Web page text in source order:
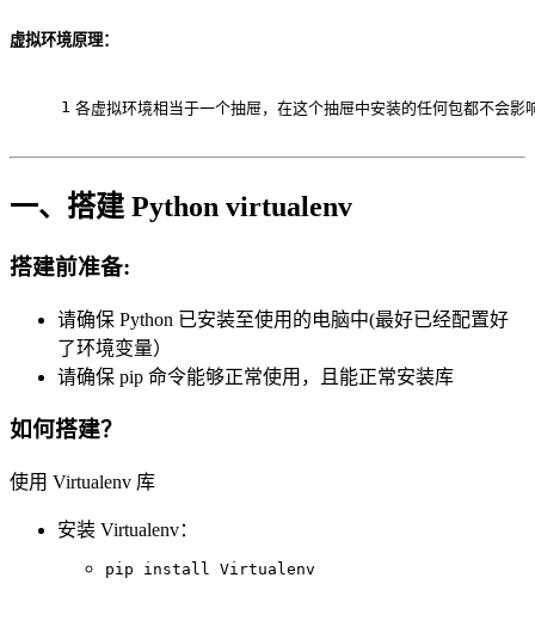
虚拟环境原理：
1 各虚拟环境相当于一个抽屉，在这个抽屉中安装的任何包都不会
一、搭建 Python virtualenv
搭建前准备:
请确保 Python 已安装至使用的电脑中(最好已经配置好
了环境变量）
请确保 pip 命令能够正常使用，且能正常安装库
如何搭建？
使用 Virtualenv 库
安装 Virtualenv：